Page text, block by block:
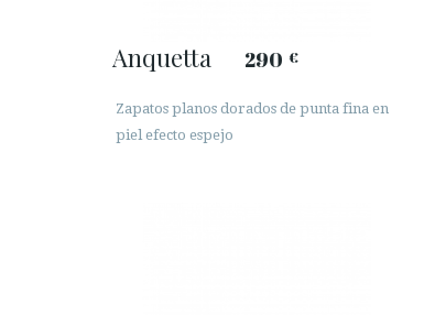
Anquetta 290 €
Zapatos planos dorados de punta fina en
piel efecto espejo